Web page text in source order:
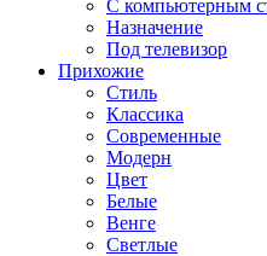
С компьютерным
Назначение
Под телевизор
Прихожие
Стиль
Классика
Современные
Модерн
Цвет
Белые
Венге
Светлые